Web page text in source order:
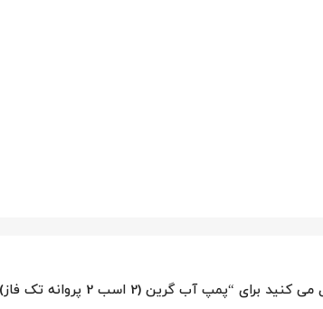
“پمپ آب گرین (2 اسب 2 پروانه تک فاز)”